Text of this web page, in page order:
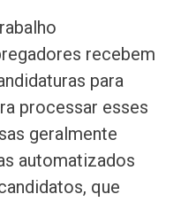
recebem
para
processar esses
geralmente
automatizados
que